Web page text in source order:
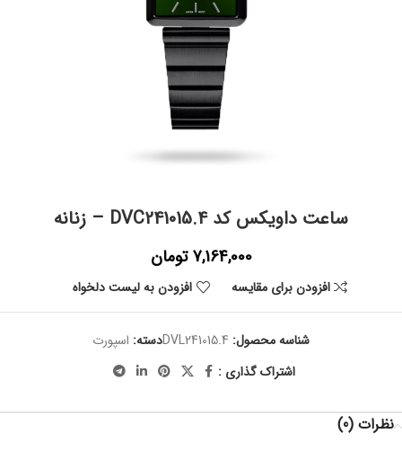
ساعت داویکس کد DVC241015.4 – زنانه
7,164,000 تومان
افزودن برای مقایسه افزودن به لیست دلخواه
شناسه محصول: DVL241015.4دسته: اسپورت
اشتراک گذاری :
نظرات (0)